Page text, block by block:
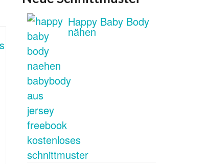
Happy Baby Body
nähen